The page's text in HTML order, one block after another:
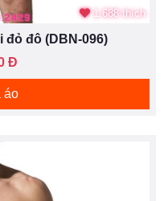
1.688 thích
đỏ đô (DBN-096)
Đ
áo